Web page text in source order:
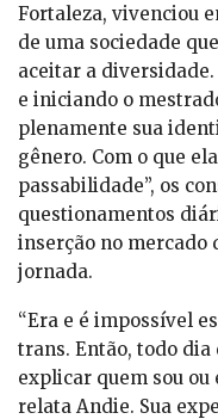
Fortaleza, vivenciou
de uma sociedade
aceitar a diversidade.
e iniciando o
plenamente sua
gênero. Com o que
passabilidade”, os
questionamentos
inserção no mercado
jornada.
“Era e é impossível
trans. Então, todo dia
explicar quem sou
relata Andie. Sua